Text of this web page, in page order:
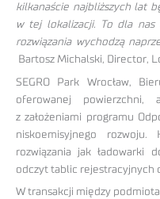
kilkanaście najbliższych lat
w tej lokalizacji. To dla nas
rozwiązania wychodzą
Bartosz Michalski, Director,
SEGRO Park Wrocław,
oferowanej powierzchni,
z założeniami programu
niskoemisyjnego
rozwiązania jak ładowarki
odczyt tablic rejestracyjnych
W transakcji między